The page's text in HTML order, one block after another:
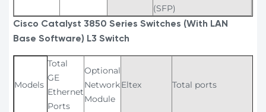
(SFP)
Cisco Catalyst 3850 Series Switches (With LAN
Base Software) L3 Switch
Models
Total
GE
Ethernet
Ports
Optional
Network
Module
Eltex Total ports